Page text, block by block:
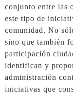
conjunto entre las
este tipo de
comunidad. No
sino que también
participación
identifican y
administración
iniciativas que